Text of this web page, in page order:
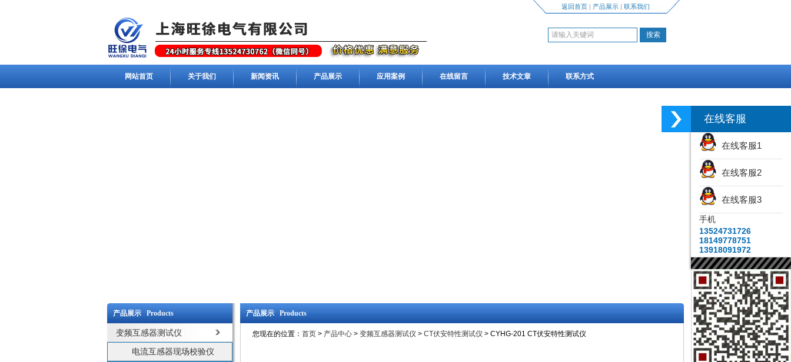
返回首页| 产品展示| 联系我们
网站首页 关于我们 新闻资讯 产品展示 应用案例 在线留言 技术文章 联系方式
产品展示 Products
变频互感器测试仪
电流互感器现场校验仪
产品展示 Products
您现在的位置： 首页 > 产品中心 > 变频互感器测试仪 > CT伏安特性测试仪 > CYHG-201 CT伏安特性测试仪
在线客服
在线客服1
在线客服2
在线客服3
手机
13524731726
18149778751
13918091972